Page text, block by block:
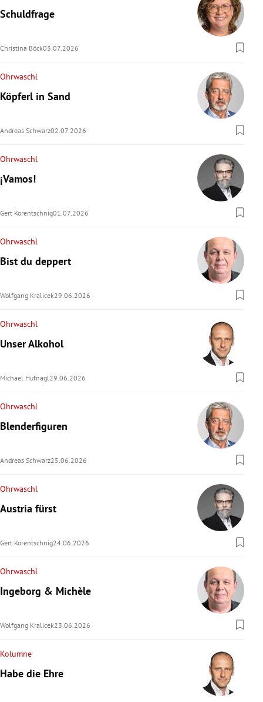
Schuldfrage
Christina Böck03.07.2026
Ohrwaschl
Köpferl in Sand
Andreas Schwarz02.07.2026
Ohrwaschl
¡Vamos!
Gert Korentschnig01.07.2026
Ohrwaschl
Bist du deppert
Wolfgang Kralicek29.06.2026
Ohrwaschl
Unser Alkohol
Michael Hufnagl 29.06.2026
Ohrwaschl
Blenderfiguren
Andreas Schwarz25.06.2026
Ohrwaschl
Austria fürst
Gert Korentschnig24.06.2026
Ohrwaschl
Ingeborg & Michèle
Wolfgang Kralicek23.06.2026
Kolumne
Habe die Ehre